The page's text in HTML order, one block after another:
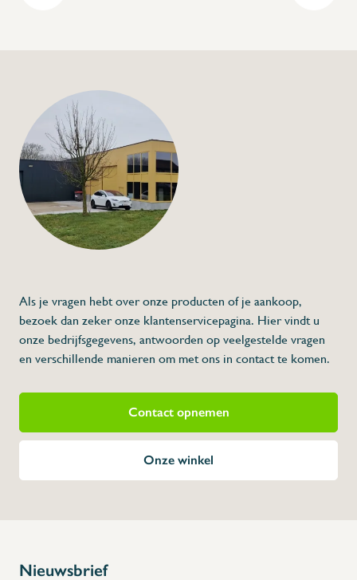
Als je vragen hebt over onze producten of je aankoop,
bezoek dan zeker onze klantenservicepagina. Hier vindt u
onze bedrijfsgegevens, antwoorden op veelgestelde vragen
en verschillende manieren om met ons in contact te komen.
Contact opnemen
Onze winkel
Nieuwsbrief